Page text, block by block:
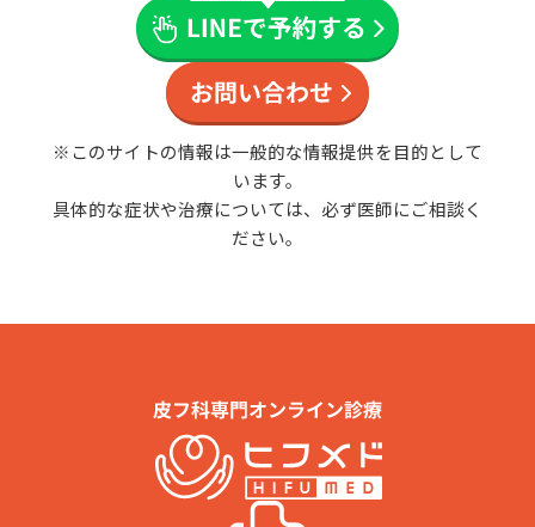
※このサイトの情報は一般的な情報提供を目的として
います。
具体的な症状や治療については、必ず医師にご相談く
ださい。